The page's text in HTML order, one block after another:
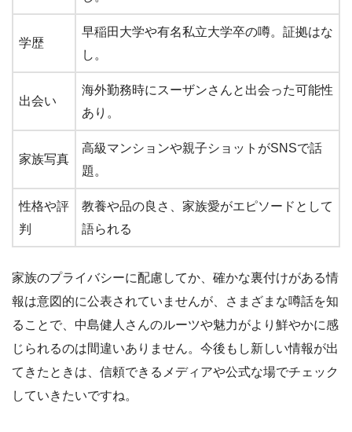
学歴
早稲田大学や有名私立大学卒の噂。証拠はな
し。
出会い
海外勤務時にスーザンさんと出会った可能性
あり。
家族写真
高級マンションや親子ショットがSNSで話
題。
性格や評
判
教養や品の良さ、家族愛がエピソードとして
語られる
家族のプライバシーに配慮してか、確かな裏付けがある情
報は意図的に公表されていませんが、さまざまな噂話を知
ることで、中島健人さんのルーツや魅力がより鮮やかに感
じられるのは間違いありません。今後もし新しい情報が出
てきたときは、信頼できるメディアや公式な場でチェック
していきたいですね。